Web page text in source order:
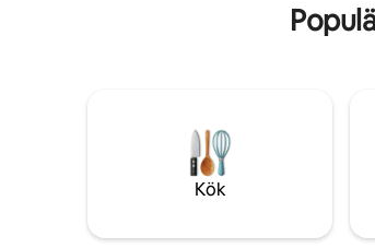
Vår byggnad har en mycket ren entré,
den har genomgått en större
hårtork, strykjärn, mikrovågsugn. Det
finns också en tvättmaskin, kylskåp,
elspis till ditt förfogande.
Kök